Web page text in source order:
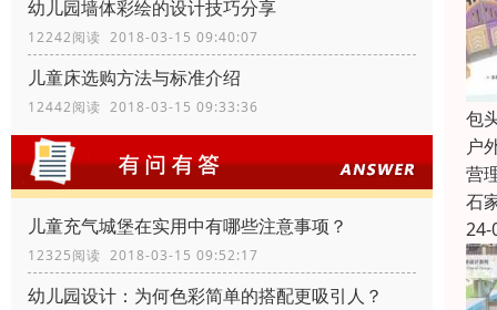
幼儿园墙体彩绘的设计技巧分享
12242阅读 2018-03-15 09:40:07
儿童床选购方法与标准介绍
12442阅读 2018-03-15 09:33:36
儿童充气城堡在实用中有哪些注意事项？
12325阅读 2018-03-15 09:52:17
幼儿园设计：为何色彩简单的搭配更吸引人？
包
户
营
石
24-